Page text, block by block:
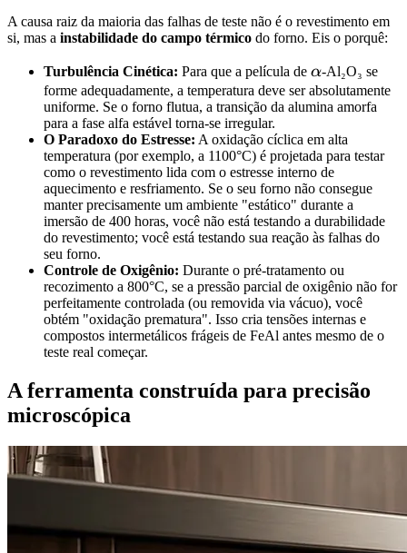
A causa raiz da maioria das falhas de teste não é o revestimento em
si, mas a instabilidade do campo térmico do forno. Eis o porquê:
Turbulência Cinética: Para que a película de \alpha
α-Al₂O₃ se
forme adequadamente, a temperatura deve ser absolutamente
uniforme. Se o forno flutua, a transição da alumina amorfa
para a fase alfa estável torna-se irregular.
O Paradoxo do Estresse: A oxidação cíclica em alta
temperatura (por exemplo, a 1100°C) é projetada para testar
como o revestimento lida com o estresse interno de
aquecimento e resfriamento. Se o seu forno não consegue
manter precisamente um ambiente "estático" durante a
imersão de 400 horas, você não está testando a durabilidade
do revestimento; você está testando sua reação às falhas do
seu forno.
Controle de Oxigênio: Durante o pré-tratamento ou
recozimento a 800°C, se a pressão parcial de oxigênio não for
perfeitamente controlada (ou removida via vácuo), você
obtém "oxidação prematura". Isso cria tensões internas e
compostos intermetálicos frágeis de FeAl antes mesmo de o
teste real começar.
A ferramenta construída para precisão
microscópica